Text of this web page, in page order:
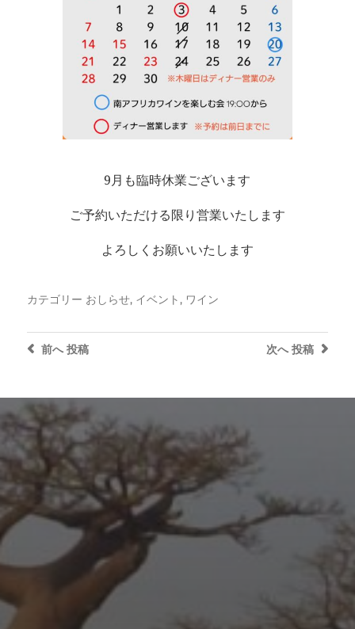
9月も臨時休業ございます
ご予約いただける限り営業いたします
よろしくお願いいたします
カテゴリー おしらせ, イベント, ワイン
次へ 投稿
前へ投稿